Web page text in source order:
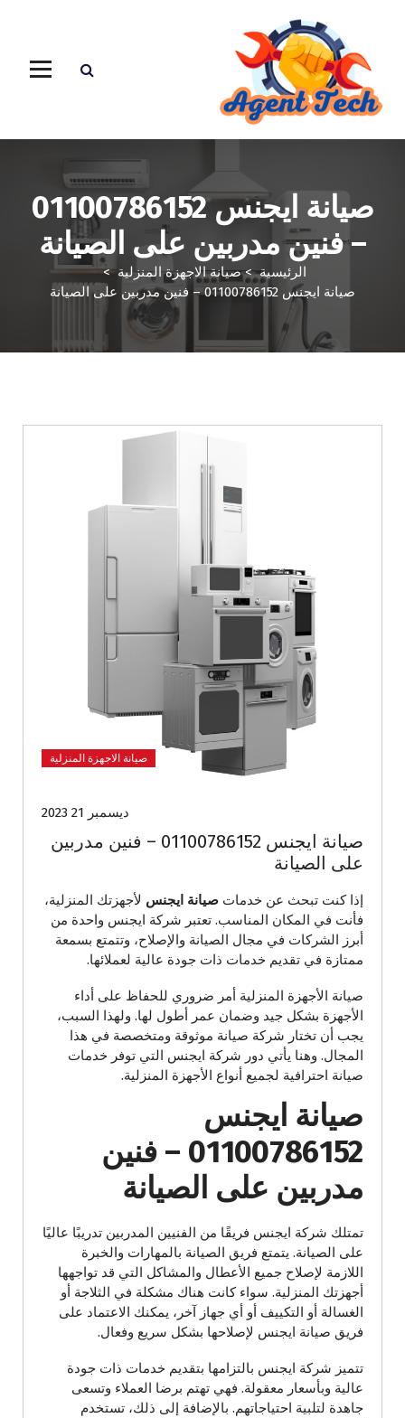
صيانة ايجنس 01100786152
– فنين مدربين على الصيانة
الرئيسية>صيانة الاجهزة المنزلية>
صيانة ايجنس 01100786152 – فنين مدربين على الصيانة
صيانة الاجهزة المنزلية
ديسمبر 21 2023
صيانة ايجنس 01100786152 – فنين مدربين
على الصيانة
إذا كنت تبحث عن خدمات صيانة ايجنس لأجهزتك المنزلية،
فأنت في المكان المناسب. تعتبر شركة ايجنس واحدة من
أبرز الشركات في مجال الصيانة والإصلاح، وتتمتع بسمعة
ممتازة في تقديم خدمات ذات جودة عالية لعملائها.
صيانة الأجهزة المنزلية أمر ضروري للحفاظ على أداء
الأجهزة بشكل جيد وضمان عمر أطول لها. ولهذا السبب،
يجب أن تختار شركة صيانة موثوقة ومتخصصة في هذا
المجال. وهنا يأتي دور شركة ايجنس التي توفر خدمات
صيانة احترافية لجميع أنواع الأجهزة المنزلية.
صيانة ايجنس
01100786152 – فنين
مدربين على الصيانة
تمتلك شركة ايجنس فريقًا من الفنيين المدربين تدريبًا عاليًا
على الصيانة. يتمتع فريق الصيانة بالمهارات والخبرة
اللازمة لإصلاح جميع الأعطال والمشاكل التي قد تواجهها
أجهزتك المنزلية. سواء كانت هناك مشكلة في الثلاجة أو
الغسالة أو التكييف أو أي جهاز آخر، يمكنك الاعتماد على
فريق صيانة ايجنس لإصلاحها بشكل سريع وفعال.
تتميز شركة ايجنس بالتزامها بتقديم خدمات ذات جودة
عالية وبأسعار معقولة. فهي تهتم برضا العملاء وتسعى
جاهدة لتلبية احتياجاتهم. بالإضافة إلى ذلك، تستخدم